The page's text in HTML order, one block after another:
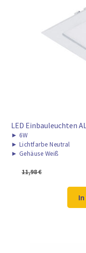
LED Einbauleuchten
► 6W
► Lichtfarbe Neutral
► Gehäuse Weiß
11,98€